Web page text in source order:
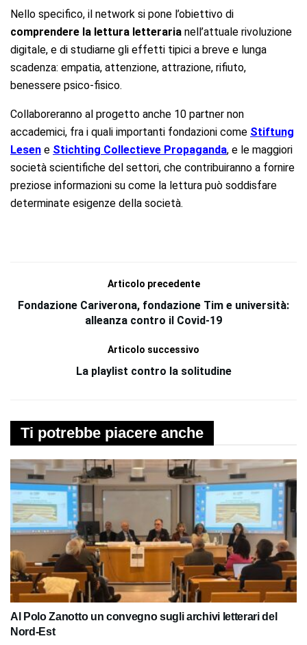
Nello specifico, il network si pone l’obiettivo di
comprendere la lettura letteraria nell’attuale rivoluzione
digitale, e di studiarne gli effetti tipici a breve e lunga
scadenza: empatia, attenzione, attrazione, rifiuto,
benessere psico-fisico.
Collaboreranno al progetto anche 10 partner non
accademici, fra i quali importanti fondazioni come Stiftung
Lesen e Stichting Collectieve Propaganda, e le maggiori
società scientifiche del settori, che contribuiranno a fornire
preziose informazioni su come la lettura può soddisfare
determinate esigenze della società.
Articolo precedente
Fondazione Cariverona, fondazione Tim e università:
alleanza contro il Covid-19
Articolo successivo
La playlist contro la solitudine
Ti potrebbe piacere anche
Al Polo Zanotto un convegno sugli archivi letterari del
Nord-Est